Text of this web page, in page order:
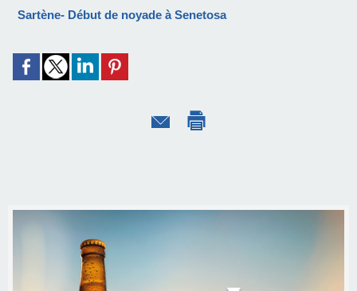
Sartène- Début de noyade à Senetosa